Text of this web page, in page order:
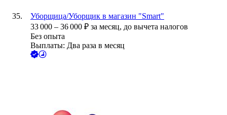
Уборщица/Уборщик в магазин "Smart"
33 000 – 36 000 ₽ за месяц, до вычета налогов
Без опыта
Выплаты: Два раза в месяц